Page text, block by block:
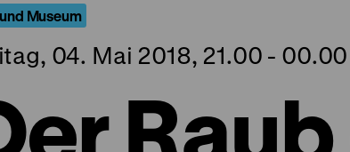
Museum
04. Mai 2018, 21.00 -